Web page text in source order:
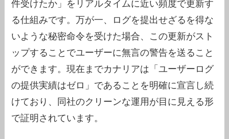
件受けたか」をリアルタイムに近い頻度で更新す
る仕組みです。万が一、ログを提出せざるを得な
いような秘密命令を受けた場合、この更新がスト
ップすることでユーザーに無言の警告を送ること
ができます。現在までカナリアは「ユーザーログ
の提供実績はゼロ」であることを明確に宣言し続
けており、同社のクリーンな運用が目に見える形
で証明されています。